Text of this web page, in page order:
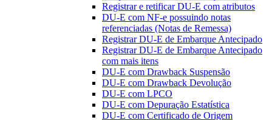
Registrar e retificar DU-E com atributos
DU-E com NF-e possuindo notas
referenciadas (Notas de Remessa)
Registrar DU-E de Embarque Antecipado
Registrar DU-E de Embarque Antecipado
com mais itens
DU-E com Drawback Suspensão
DU-E com Drawback Devolução
DU-E com LPCO
DU-E com Depuração Estatística
DU-E com Certificado de Origem